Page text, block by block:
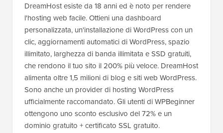
DreamHost esiste da 18 anni ed è noto per rendere
l'hosting web facile. Ottieni una dashboard
personalizzata, un'installazione di WordPress con un
clic, aggiornamenti automatici di WordPress, spazio
illimitato, larghezza di banda illimitata e SSD gratuiti,
che rendono il tuo sito il 200% più veloce. DreamHost
alimenta oltre 1,5 milioni di blog e siti web WordPress.
Sono anche un provider di hosting WordPress
ufficialmente raccomandato. Gli utenti di WPBeginner
ottengono uno sconto esclusivo del 72% e un
dominio gratuito + certificato SSL gratuito.